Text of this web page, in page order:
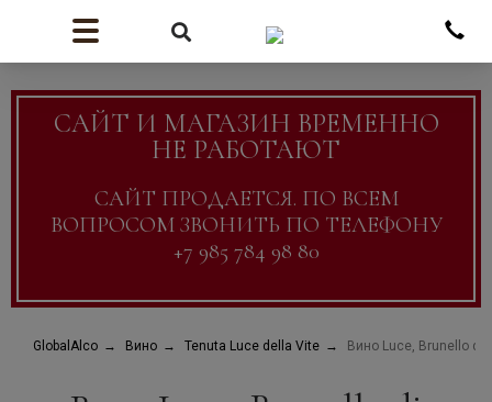
САЙТ И МАГАЗИН ВРЕМЕННО
НЕ РАБОТАЮТ
САЙТ ПРОДАЕТСЯ. ПО ВСЕМ
ВОПРОСОМ ЗВОНИТЬ ПО ТЕЛЕФОНУ
+7 985 784 98 80
GlobalAlco Вино Tenuta Luce della Vite Вино Luce, Brunello di